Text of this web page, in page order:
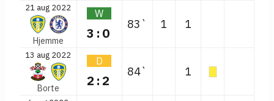
21 aug 2022
Hjemme
W
3:0
83` 1 1
13 aug 2022
Borte
D
2:2
84` 1